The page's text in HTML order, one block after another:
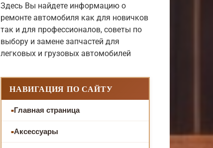
Здесь Вы найдете информацию о
ремонте автомобиля как для новичков
так и для профессионалов, советы по
выбору и замене запчастей для
легковых и грузовых автомобилей
НАВИГАЦИЯ ПО САЙТУ
Главная страница
Аксессуары